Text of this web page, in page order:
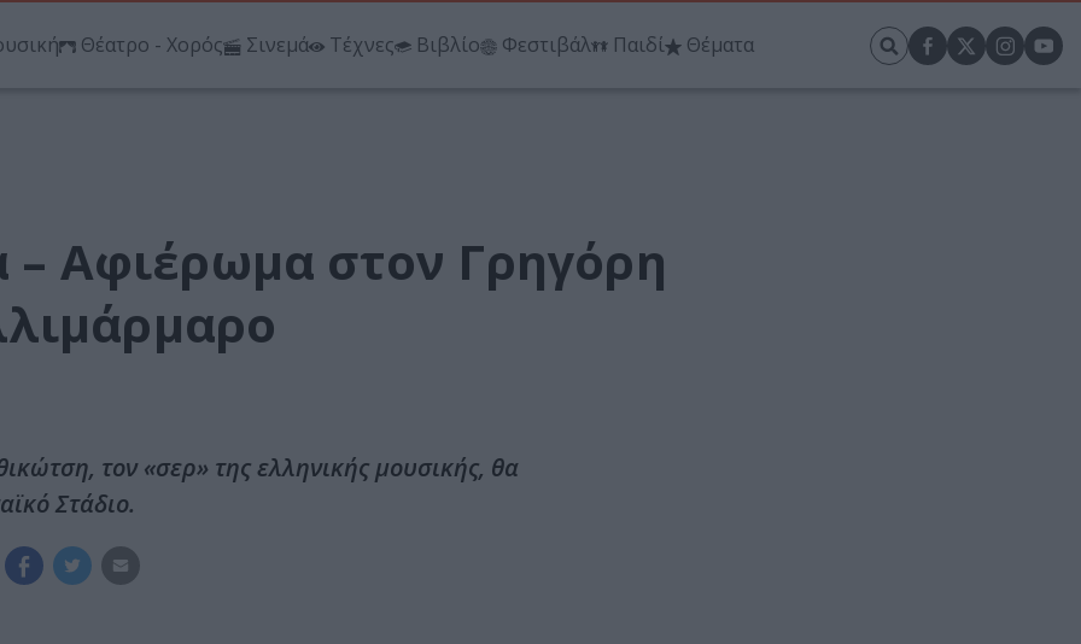
Θέατρο - Χορός Σινεμά Τέχνες Βιβλίο Φεστιβάλ Παιδί Θέματα
– Αφιέρωμα στον Γρηγόρη
τον «σερ» της ελληνικής μουσικής, θα
Στάδιο.